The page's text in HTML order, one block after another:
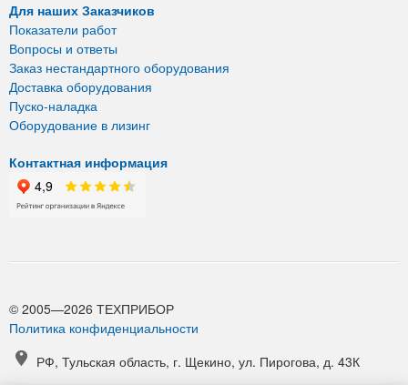
Для наших Заказчиков
Показатели работ
Вопросы и ответы
Заказ нестандартного оборудования
Доставка оборудования
Пуско-наладка
Оборудование в лизинг
Контактная информация
© 2005—2026 ТЕХПРИБОР
Политика конфиденциальности
РФ, Тульская область, г. Щекино, ул. Пирогова, д. 43К